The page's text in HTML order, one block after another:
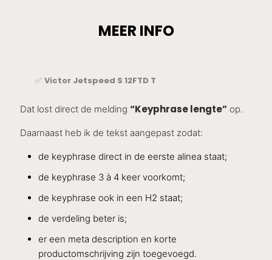
MEER INFO
✅ Victor Jetspeed S 12FTD T
Dat lost direct de melding “Keyphrase lengte” op.
Daarnaast heb ik de tekst aangepast zodat:
de keyphrase direct in de eerste alinea staat;
de keyphrase 3 à 4 keer voorkomt;
de keyphrase ook in een H2 staat;
de verdeling beter is;
er een meta description en korte
productomschrijving zijn toegevoegd.